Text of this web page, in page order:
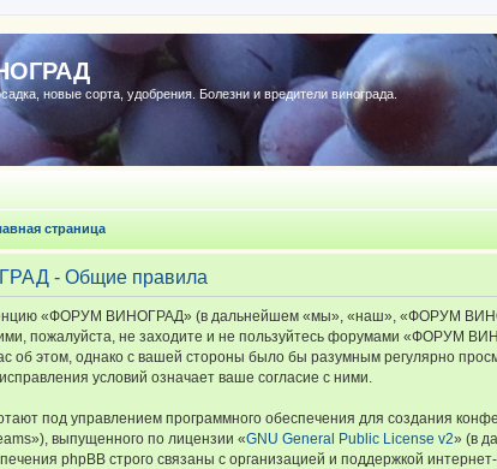
новые сорта, удобрения. Болезни и вредители винограда.
страница
- Общие правила
«ФОРУМ ВИНОГРАД» (в дальнейшем «мы», «наш», «ФОРУМ
пожалуйста, не заходите и не пользуйтесь форумами «ФОРУМ
об этом, однако с вашей стороны было бы разумным регулярно
условий означает ваше согласие с ними.
под управлением программного обеспечения для создания
выпущенного по лицензии «GNU General Public License v2» (в
phpBB строго связаны с организацией и поддержкой